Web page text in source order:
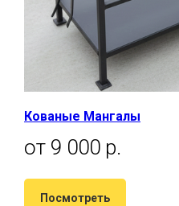
Кованые Мангалы
от 9 000 р.
Посмотреть